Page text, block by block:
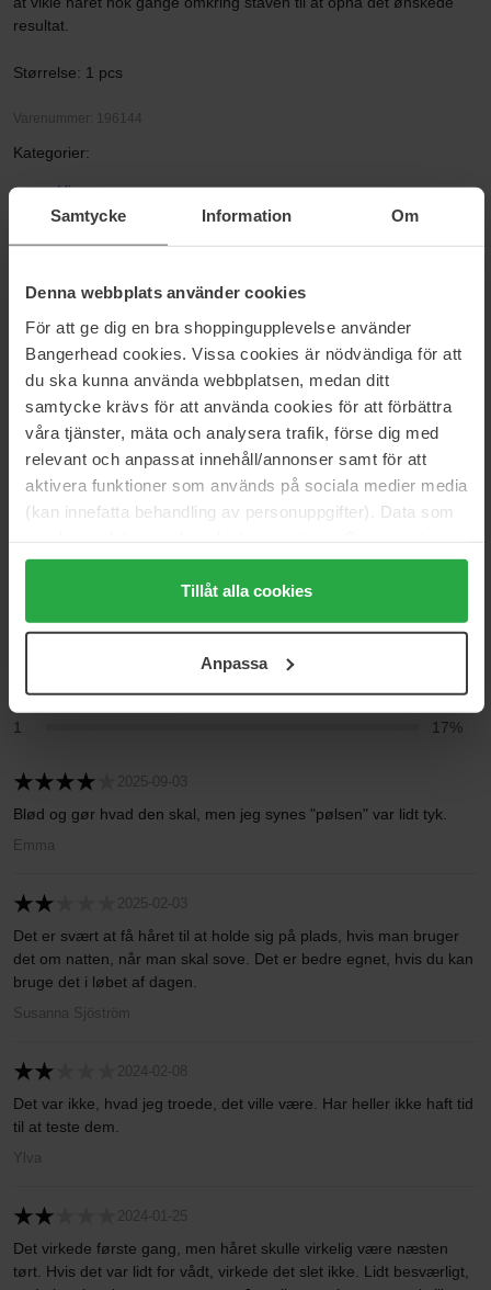
Samtycke Information Om
Denna webbplats använder cookies
För att ge dig en bra shoppingupplevelse använder
Bangerhead cookies. Vissa cookies är nödvändiga för att
du ska kunna använda webbplatsen, medan ditt
samtycke krävs för att använda cookies för att förbättra
våra tjänster, mäta och analysera trafik, förse dig med
relevant och anpassat innehåll/annonser samt för att
aktivera funktioner som används på sociala medier media
(kan innefatta behandling av personuppgifter). Data som
trycka på "Tillåt alla cookies" accepterar du alla cookies,
medan du under "Detaljer" kan anpassa användningen av
cookies. Du kan när som helst återkalla ditt samtycke.
Tillåt alla cookies
Anpassa
resultat.
Størrelse: 1 pcs
Varenummer: 196144
Kategorier:
Hjem
Hårpleje
Heatless Curls in Mulberry Silk Medium
Anmeldelser (12) Spørgsmål og svar (0)
3.3
8%
25%
1
17%
2025-09-03
Blød og gør hvad den skal, men jeg synes "pølsen" var lidt tyk.
Emma
2025-02-03
Det er svært at få håret til at holde sig på plads, hvis man bruger
det om natten, når man skal sove. Det er bedre egnet, hvis du kan
bruge det i løbet af dagen.
Susanna Sjöström
2024-02-08
Det var ikke, hvad jeg troede, det ville være. Har heller ikke haft tid
til at teste dem.
Ylva
2024-01-25
Det virkede første gang, men håret skulle virkelig være næsten
tørt. Hvis det var lidt for vådt, virkede det slet ikke. Lidt besværligt,